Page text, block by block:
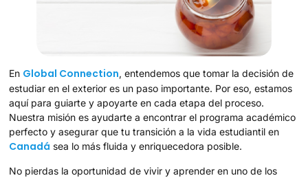
En Global Connection, entendemos que tomar la decisión de
estudiar en el exterior es un paso importante. Por eso, estamos
aquí para guiarte y apoyarte en cada etapa del proceso.
Nuestra misión es ayudarte a encontrar el programa académico
perfecto y asegurar que tu transición a la vida estudiantil en
Canadá sea lo más fluida y enriquecedora posible.
No pierdas la oportunidad de vivir y aprender en uno de los